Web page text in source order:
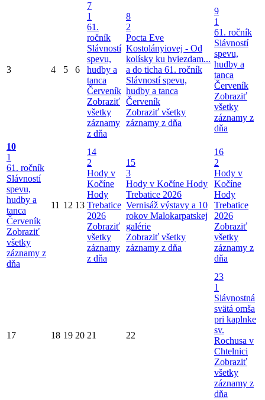
3 4 5 6
7
1
61.
ročník
Slávností
spevu,
hudby a
tanca
Červeník
Zobraziť
všetky
záznamy
z dňa
8
2
Pocta Eve
Kostolányiovej - Od
kolísky ku hviezdam...
a do ticha 61. ročník
Slávností spevu,
hudby a tanca
Červeník
Zobraziť všetky
záznamy z dňa
9
1
61. ročník
Slávností
spevu,
hudby a
tanca
Červeník
Zobraziť
všetky
záznamy z
dňa
10
1
61. ročník
Slávností
spevu,
hudby a
tanca
Červeník
Zobraziť
všetky
záznamy z
dňa
11 12 13
14
2
Hody v
Kočíne
Hody
Trebatice
2026
Zobraziť
všetky
záznamy
z dňa
15
3
Hody v Kočíne Hody
Trebatice 2026
Vernisáž výstavy a 10
rokov Malokarpatskej
galérie
Zobraziť všetky
záznamy z dňa
16
2
Hody v
Kočíne
Hody
Trebatice
2026
Zobraziť
všetky
záznamy z
dňa
17 18 19 20 21 22
23
1
Slávnostná
svätá omša
pri kaplnke
sv.
Rochusa v
Chtelnici
Zobraziť
všetky
záznamy z
dňa